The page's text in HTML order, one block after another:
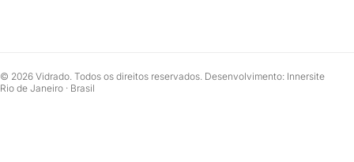
© 2026 Vidrado. Todos os direitos reservados. Desenvolvimento: Innersite
Rio de Janeiro · Brasil